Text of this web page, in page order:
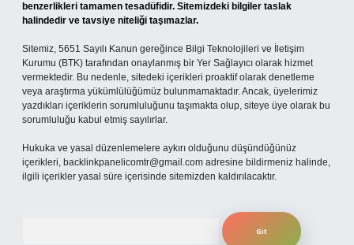
benzerlikleri tamamen tesadüfidir. Sitemizdeki bilgiler taslak
halindedir ve tavsiye niteliği taşımazlar.
Sitemiz, 5651 Sayılı Kanun gereğince Bilgi Teknolojileri ve İletişim
Kurumu (BTK) tarafından onaylanmış bir Yer Sağlayıcı olarak hizmet
vermektedir. Bu nedenle, sitedeki içerikleri proaktif olarak denetleme
veya araştırma yükümlülüğümüz bulunmamaktadır. Ancak, üyelerimiz
yazdıkları içeriklerin sorumluluğunu taşımakta olup, siteye üye olarak bu
sorumluluğu kabul etmiş sayılırlar.
Hukuka ve yasal düzenlemelere aykırı olduğunu düşündüğünüz
içerikleri, backlinkpanelicomtr@gmail.com adresine bildirmeniz halinde,
ilgili içerikler yasal süre içerisinde sitemizden kaldırılacaktır.